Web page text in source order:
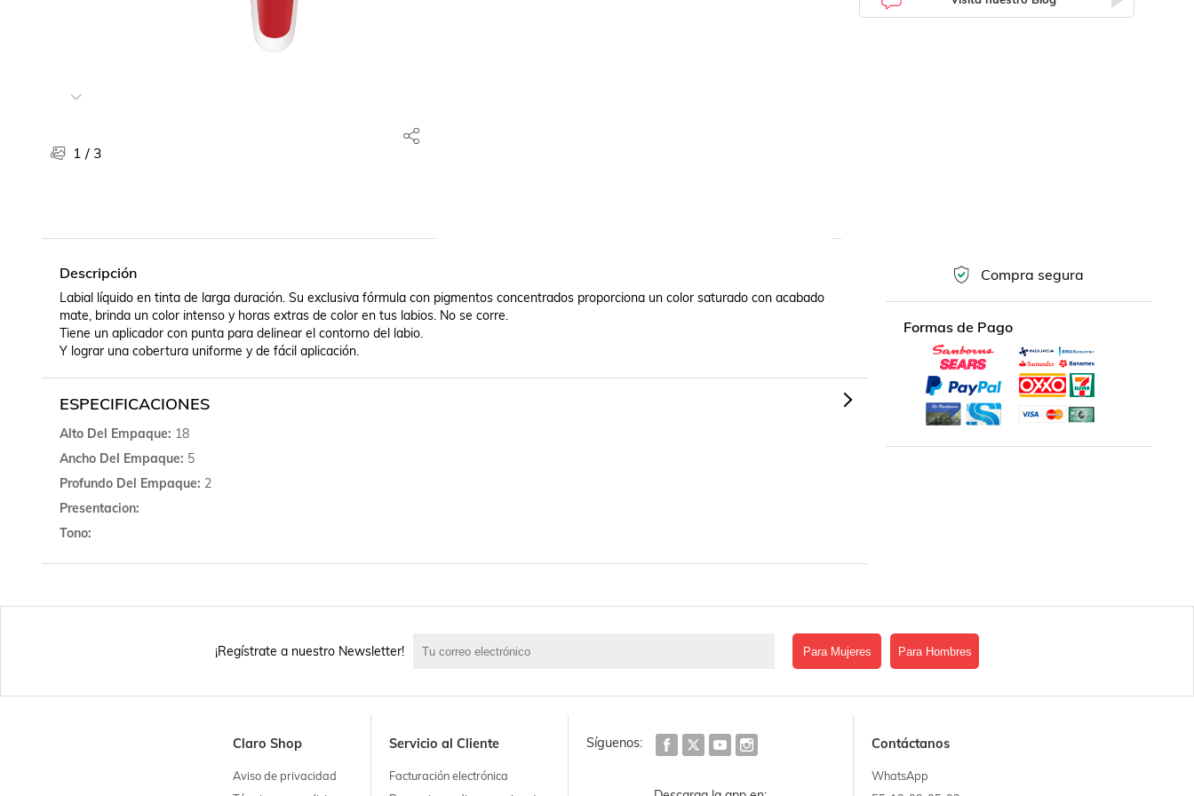
1 / 3
Descripción
Labial líquido en tinta de larga duración. Su exclusiva fórmula con pigmentos concentrados proporciona un color saturado con acabado
mate, brinda un color intenso y horas extras de color en tus labios. No se corre.
Tiene un aplicador con punta para delinear el contorno del labio.
Y lograr una cobertura uniforme y de fácil aplicación.
ESPECIFICACIONES
Alto Del Empaque 18
Ancho Del Empaque 5
Profundo Del Empaque 2
Presentacion
Tono
Compra segura
Formas de Pago
¡Regístrate a nuestro Newsletter! Para Mujeres Para Hombres
Claro Shop
Aviso de privacidad
Servicio al Cliente
Facturación electrónica
Síguenos: Contáctanos
WhatsApp